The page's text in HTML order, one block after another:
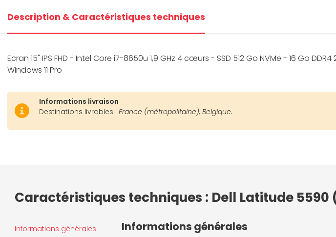
Description & Caractéristiques techniques
Ecran 15" IPS FHD - Intel Core i7-8650u 1,9 GHz 4 cœurs - SSD 512 Go NVMe - 16 Go
Windows 11 Pro
Informations livraison
Destinations livrables : France (métropolitaine), Belgique.
Caractéristiques techniques : Dell Latitude 5590
Informations générales
Informations générales